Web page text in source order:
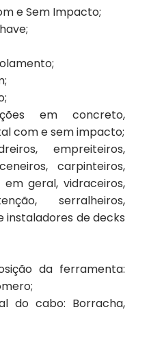
e Sem Impacto;
em concreto,
com e sem impacto;
empreiteiros,
carpinteiros,
geral, vidraceiros,
serralheiros,
instaladores de decks
da ferramenta:
do cabo: Borracha,